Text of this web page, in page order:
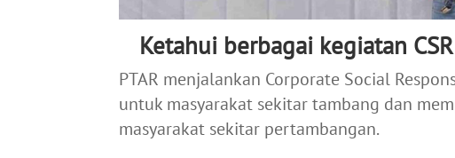
Ketahui berbagai kegiatan
PTAR menjalankan Corporate Social
untuk masyarakat sekitar tambang dan
masyarakat sekitar pertambangan.